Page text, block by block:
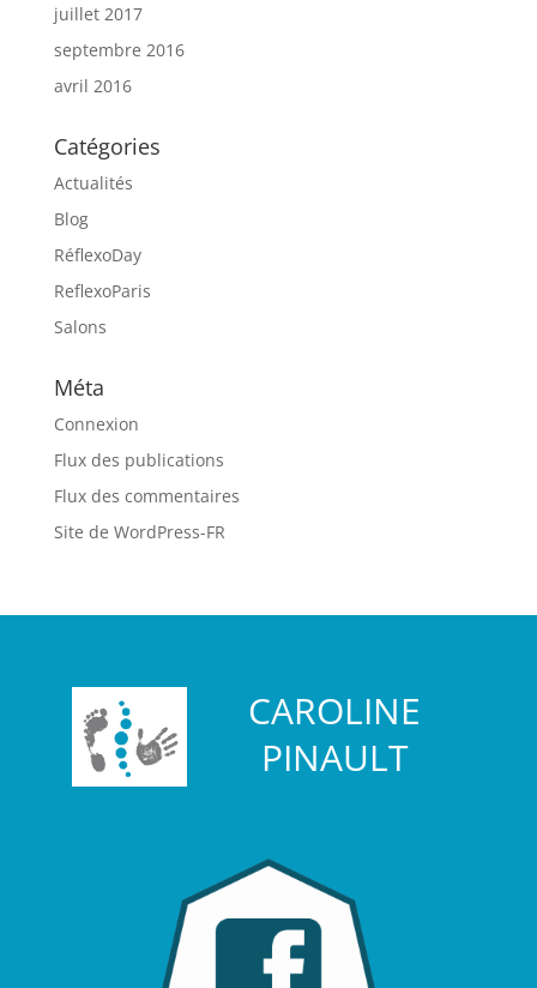
juillet 2017
septembre 2016
avril 2016
Catégories
Actualités
Blog
RéflexoDay
ReflexoParis
Salons
Méta
Connexion
Flux des publications
Flux des commentaires
Site de WordPress-FR
CAROLINE
PINAULT